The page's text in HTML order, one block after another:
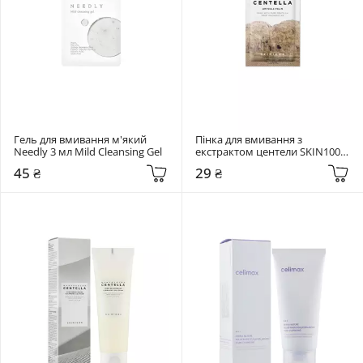
Гель для вмивання м'який
Needly 3 мл Mild Cleansing Gel
45 ₴
Пінка для вмивання з
екстрактом центели SKIN1004
Ampoule Foam
29 ₴